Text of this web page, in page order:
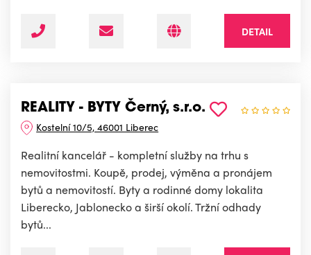
DETAIL
REALITY - BYTY Černý, s.r.o.
Kostelní 10/5, 46001 Liberec
Realitní kancelář - kompletní služby na trhu s
nemovitostmi. Koupě, prodej, výměna a pronájem
bytů a nemovitostí. Byty a rodinné domy lokalita
Liberecko, Jablonecko a širší okolí. Tržní odhady
bytů...